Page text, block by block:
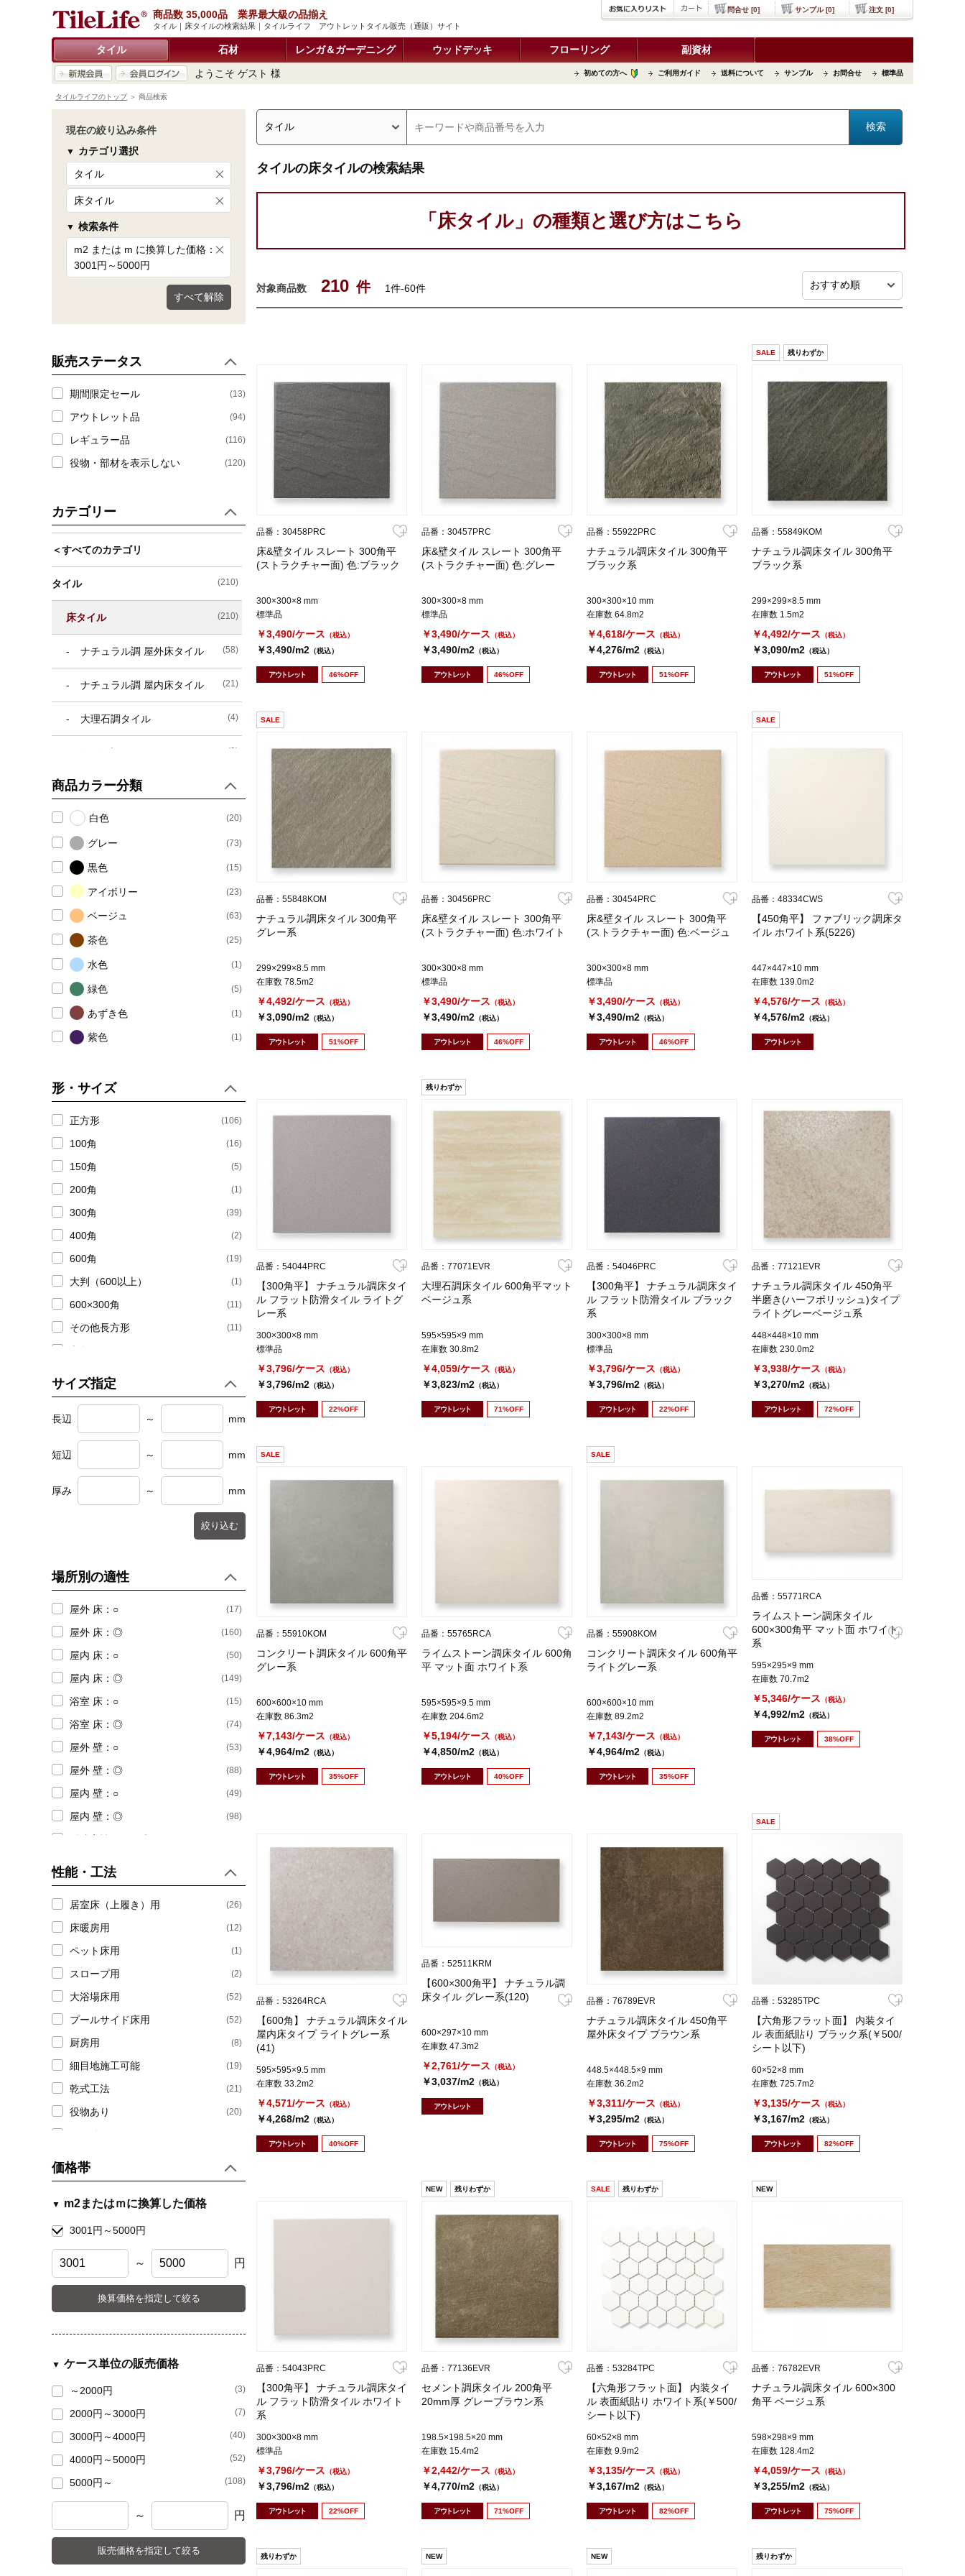
タイル｜床タイルの検索結果｜タイルライフ アウトレットタイル販売（通販）サイト
商品数 35,000品 業界最大級の品揃え
タイル 石材 レンガ＆ガーデニング ウッドデッキ フローリング 副資材
ようこそ ゲスト 様 初めての方へ ご利用ガイド 送料について サンプル お問合せ 標準品
問合せ [0] サンプル [0] 注文 [0]
タイルライフのトップ＞ 商品検索
現在の絞り込み条件
カテゴリ選択
タイル
床タイル
検索条件
m2 または m に換算した価格：
3001円～5000円
すべて解除
販売ステータス
期間限定セール (13)
アウトレット品 (94)
レギュラー品 (116)
役物・部材を表示しない (120)
カテゴリー
＜すべてのカテゴリ
タイル (210)
床タイル (210)
ナチュラル調 屋外床タイル (58)
ナチュラル調 屋内床タイル (21)
大理石調タイル (4)
(9)
レンガ調床タイル (7)
磨きタイル (鏡面タイル) (4)
モザイクタイル (3)
タイルモザイク (3)
内装タイル
プレーンタイル (無地) (3)
デザイン ・ アクセントタイル
逸品タイル (7)
珍しいタイル (7)
トイレ・キッチン床タイル (9)
浴室壁タイル (47)
玄関(外)・屋外床タイル (57)
商品カラー分類
白色 (20)
グレー (73)
黒色 (15)
アイボリー (23)
ベージュ (63)
茶色 (25)
水色 (1)
緑色 (5)
あずき色 (1)
紫色 (1)
柿色 (6)
形・サイズ
正方形 (106)
100角 (16)
150角 (5)
200角 (1)
300角 (39)
400角 (2)
600角 (19)
大判（600以上） (1)
600×300角 (11)
その他長方形 (11)
サイズ指定
長辺 ～ mm
短辺 ～ mm
厚み ～ mm
絞り込む
場所別の適性
屋外 床：○ (17)
屋外 床：◎ (160)
屋内 床：○ (50)
屋内 床：◎ (149)
浴室 床：○ (15)
浴室 床：◎ (74)
屋外 壁：○ (53)
屋外 壁：◎ (88)
屋内 壁：○ (49)
屋内 壁：◎ (98)
性能・工法
居室床（上履き）用 (26)
床暖房用 (12)
ペット床用 (1)
スロープ用 (2)
大浴場床用 (52)
プールサイド床用 (52)
厨房用 (8)
細目地施工可能 (19)
乾式工法 (21)
役物あり (20)
価格帯
m2またはｍに換算した価格
3001円～5000円
～ 円
換算価格を指定して絞る
ケース単位の販売価格
～2000円 (3)
2000円～3000円 (7)
3000円～4000円 (40)
4000円～5000円 (52)
5000円～ (108)
～ 円
販売価格を指定して絞る
タイルの床タイルの検索結果
「床タイル」の種類と選び方はこちら
対象商品数 210 件 1件-60件
品番：30458PRC
床&壁タイル スレート 300角平
(ストラクチャー面) 色:ブラック
300×300×8 mm
標準品
￥3,490/ケース （税込）
￥3,490/m2 （税込）
アウトレット 46%OFF
品番：30457PRC
床&壁タイル スレート 300角平
(ストラクチャー面) 色:グレー
300×300×8 mm
標準品
￥3,490/ケース （税込）
￥3,490/m2 （税込）
アウトレット 46%OFF
品番：55922PRC
ナチュラル調床タイル 300角平
ブラック系
300×300×10 mm
在庫数 64.8m2
￥4,618/ケース （税込）
￥4,276/m2 （税込）
アウトレット 51%OFF
SALE 残りわずか
品番：55849KOM
ナチュラル調床タイル 300角平
ブラック系
299×299×8.5 mm
在庫数 1.5m2
￥4,492/ケース （税込）
￥3,090/m2 （税込）
アウトレット 51%OFF
SALE
品番：55848KOM
ナチュラル調床タイル 300角平
グレー系
299×299×8.5 mm
在庫数 78.5m2
￥4,492/ケース （税込）
￥3,090/m2 （税込）
アウトレット 51%OFF
品番：30456PRC
床&壁タイル スレート 300角平
(ストラクチャー面) 色:ホワイト
300×300×8 mm
標準品
￥3,490/ケース （税込）
￥3,490/m2 （税込）
アウトレット 46%OFF
品番：30454PRC
床&壁タイル スレート 300角平
(ストラクチャー面) 色:ベージュ
300×300×8 mm
標準品
￥3,490/ケース （税込）
￥3,490/m2 （税込）
アウトレット 46%OFF
SALE
品番：48334CWS
【450角平】 ファブリック調床タ
イル ホワイト系(5226)
447×447×10 mm
在庫数 139.0m2
￥4,576/ケース （税込）
￥4,576/m2 （税込）
アウトレット
品番：54044PRC
【300角平】 ナチュラル調床タイ
ル フラット防滑タイル ライトグ
レー系
300×300×8 mm
標準品
￥3,796/ケース （税込）
￥3,796/m2 （税込）
アウトレット 22%OFF
残りわずか
品番：77071EVR
大理石調床タイル 600角平マット
ベージュ系
595×595×9 mm
在庫数 30.8m2
￥4,059/ケース （税込）
￥3,823/m2 （税込）
アウトレット 71%OFF
品番：54046PRC
【300角平】 ナチュラル調床タイ
ル フラット防滑タイル ブラック
系
300×300×8 mm
標準品
￥3,796/ケース （税込）
￥3,796/m2 （税込）
アウトレット 22%OFF
品番：77121EVR
ナチュラル調床タイル 450角平
半磨き(ハーフポリッシュ)タイプ
ライトグレーベージュ系
448×448×10 mm
在庫数 230.0m2
￥3,938/ケース （税込）
￥3,270/m2 （税込）
アウトレット 72%OFF
SALE
品番：55910KOM
コンクリート調床タイル 600角平
グレー系
600×600×10 mm
在庫数 86.3m2
￥7,143/ケース （税込）
￥4,964/m2 （税込）
アウトレット 35%OFF
品番：55765RCA
ライムストーン調床タイル 600角
平 マット面 ホワイト系
595×595×9.5 mm
在庫数 204.6m2
￥5,194/ケース （税込）
￥4,850/m2 （税込）
アウトレット 40%OFF
SALE
品番：55908KOM
コンクリート調床タイル 600角平
ライトグレー系
600×600×10 mm
在庫数 89.2m2
￥7,143/ケース （税込）
￥4,964/m2 （税込）
アウトレット 35%OFF
品番：55771RCA
ライムストーン調床タイル
600×300角平 マット面 ホワイト
系
595×295×9 mm
在庫数 70.7m2
￥5,346/ケース （税込）
￥4,992/m2 （税込）
アウトレット 38%OFF
品番：53264RCA
【600角】 ナチュラル調床タイル
屋内床タイプ ライトグレー系
(41)
595×595×9.5 mm
在庫数 33.2m2
￥4,571/ケース （税込）
￥4,268/m2 （税込）
アウトレット 40%OFF
品番：52511KRM
【600×300角平】 ナチュラル調
床タイル グレー系(120)
600×297×10 mm
在庫数 47.3m2
￥2,761/ケース （税込）
￥3,037/m2 （税込）
アウトレット
品番：76789EVR
ナチュラル調床タイル 450角平
屋外床タイプ ブラウン系
448.5×448.5×9 mm
在庫数 36.2m2
￥3,311/ケース （税込）
￥3,295/m2 （税込）
アウトレット 75%OFF
SALE
品番：53285TPC
【六角形フラット面】 内装タイ
ル 表面紙貼り ブラック系(￥500/
シート以下)
60×52×8 mm
在庫数 725.7m2
￥3,135/ケース （税込）
￥3,167/m2 （税込）
アウトレット 82%OFF
品番：54043PRC
【300角平】 ナチュラル調床タイ
ル フラット防滑タイル ホワイト
系
300×300×8 mm
標準品
￥3,796/ケース （税込）
￥3,796/m2 （税込）
アウトレット 22%OFF
NEW 残りわずか
品番：77136EVR
セメント調床タイル 200角平
20mm厚 グレーブラウン系
198.5×198.5×20 mm
在庫数 15.4m2
￥2,442/ケース （税込）
￥4,770/m2 （税込）
アウトレット 71%OFF
SALE 残りわずか
品番：53284TPC
【六角形フラット面】 内装タイ
ル 表面紙貼り ホワイト系(￥500/
シート以下)
60×52×8 mm
在庫数 9.9m2
￥3,135/ケース （税込）
￥3,167/m2 （税込）
アウトレット 82%OFF
NEW
品番：76782EVR
ナチュラル調床タイル 600×300
角平 ベージュ系
598×298×9 mm
在庫数 128.4m2
￥4,059/ケース （税込）
￥3,255/m2 （税込）
アウトレット 75%OFF
残りわずか NEW NEW 残りわずか